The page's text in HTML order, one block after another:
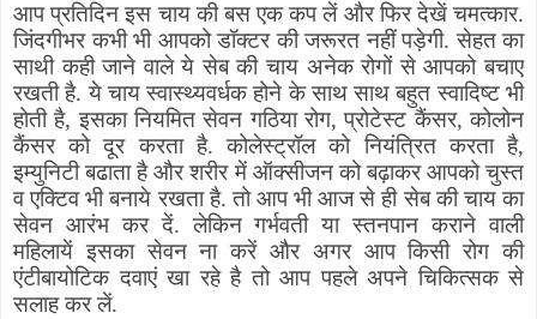
आप प्रतिदिन इस चाय की बस एक कप लें और फिर देखें चमत्कार.
जिंदगीभर कभी भी आपको डॉक्टर की जरूरत नहीं पड़ेगी. सेहत का
साथी कही जाने वाले ये सेब की चाय अनेक रोगों से आपको बचाए
रखती है. ये चाय स्वास्थ्यवर्धक होने के साथ साथ बहुत स्वादिष्ट भी
होती है,इसका नियमित सेवन गठिया रोग,प्रोटेस्ट कैंसर,कोलोन
कैंसर को दूर करता है. कोलेस्ट्रॉल को नियंत्रित करता है,
इम्युनिटी बढाता है और शरीर में ऑक्सीजन को बढ़ाकर आपको चुस्त
व एक्टिव भी बनाये रखता है. तो आप भी आज से ही सेब की चाय का
सेवन आरंभ कर दें. लेकिन गर्भवती या स्तनपान कराने वाली
महिलायें इसका सेवन ना करें और अगर आप किसी रोग की
एंटीबायोटिक दवाएं खा रहे है तो आप पहले अपने चिकित्सक से
सलाह कर लें.